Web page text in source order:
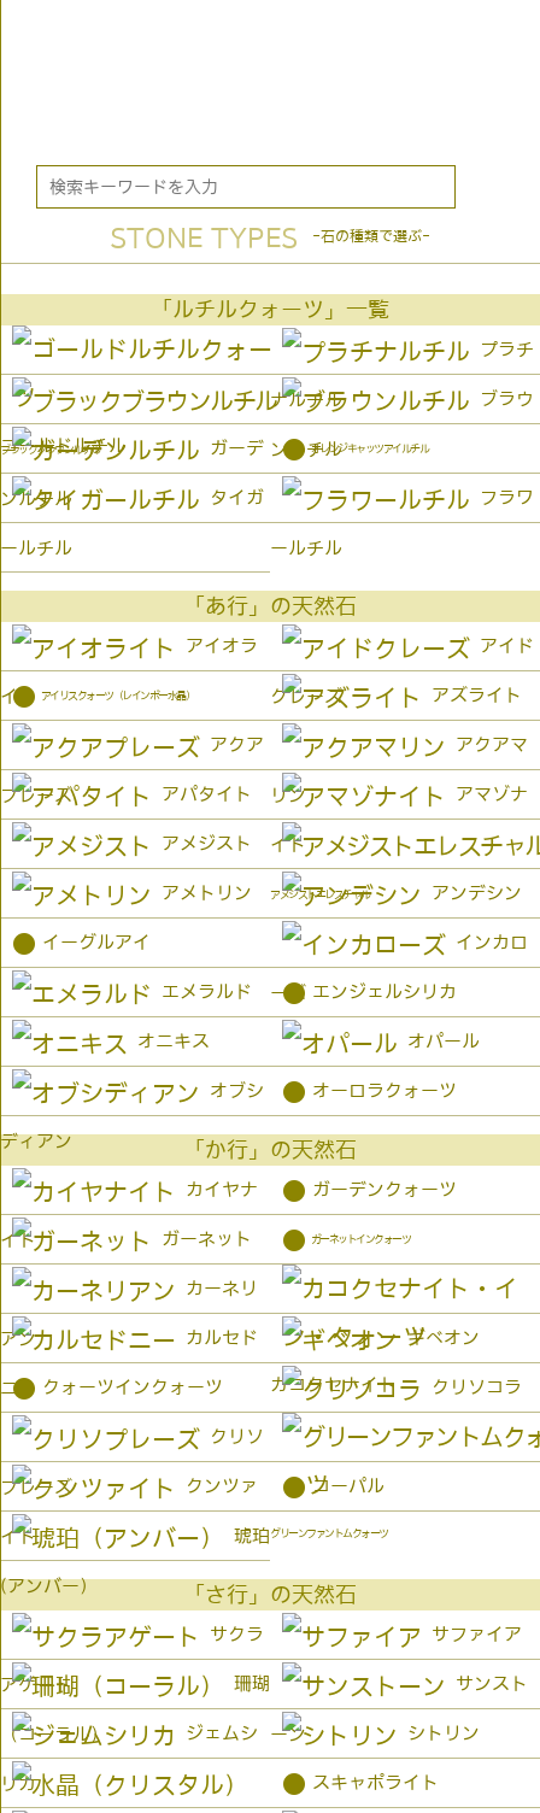
STONE TYPES -石の種類で選ぶ-
「ルチルクォーツ」一覧
ゴールドルチル
プラチ
ナルチル
ブラックブラウンルチル
ブラウ
ンルチル
ガーデ
ンルチル
● オレンジキャッツアイルチル
タイガ
ールチル
フラワ
ールチル
「あ行」の天然石
アイオラ
イト
アイド
クレーズ
● アイリスクォーツ（レインボー水晶） アズライト
アクア
プレーズ
アクアマ
リン
アパタイト アマゾナ
イト
アメジスト
アメジストエレスチャル
アメトリン アンデシン
● イーグルアイ インカロ
ーズ
エメラルド ● エンジェルシリカ
オニキス オパール
オブシ
ディアン
● オーロラクォーツ
「か行」の天然石
カイヤナ
イト
● ガーデンクォーツ
ガーネット ● ガーネットインクォーツ
カーネリ
アン
カコクセナイト
カルセド
ニー
ギベオン
● クォーツインクォーツ クリソコラ
クリソ
プレーズ
グリーンファントムクォーツ
クンツァ
イト
● コーパル
琥珀
(アンバー） 「さ行」の天然石
サクラ
アゲート
サファイア
珊瑚
（コーラル）
サンスト
ーン
ジェムシ
リカ
シトリン
● スキャポライト